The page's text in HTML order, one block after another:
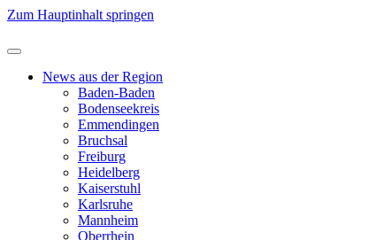
Zum Hauptinhalt springen
News aus der Region
Baden-Baden
Bodenseekreis
Emmendingen
Bruchsal
Freiburg
Heidelberg
Kaiserstuhl
Karlsruhe
Mannheim
Oberrhein